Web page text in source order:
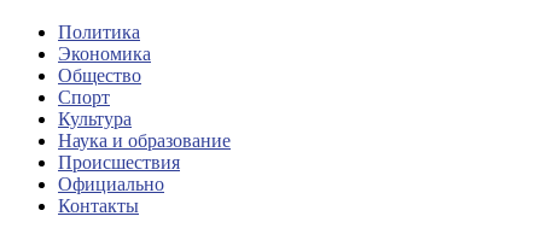
Политика
Экономика
Общество
Спорт
Культура
Наука и образование
Происшествия
Официально
Контакты